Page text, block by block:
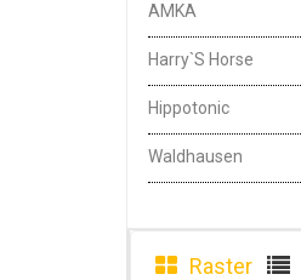
AMKA
Harry`s Horse
Hippotonic
Waldhausen
Raster